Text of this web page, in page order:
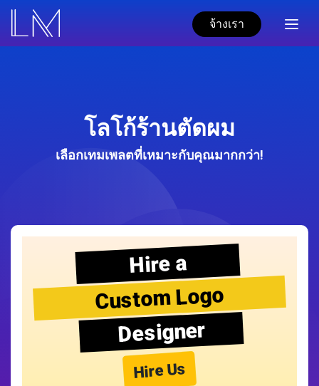
จ้างเรา
โลโก้ร้านตัดผม
เลือกเทมเพลตที่เหมาะกับคุณมากกว่า!
Hire a
Custom Logo
Designer
Hire Us